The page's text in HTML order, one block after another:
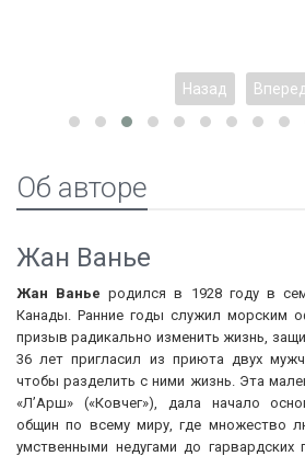
Назад Вперед
Об авторе
Жан Ванье
Жан Ванье родился в 1928 году в
Канады. Ранние годы служил морским
призыв радикально изменить жизнь,
36 лет пригласил из приюта двух
чтобы разделить с ними жизнь. Эта
«Л’Арш» («Ковчег»), дала начало
общин по всему миру, где множество
умственными недугами до